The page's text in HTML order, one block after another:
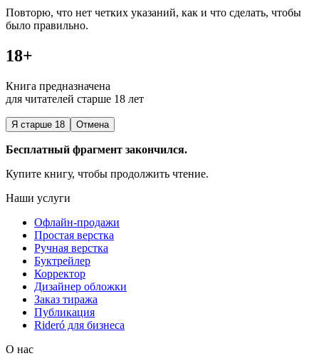
Повторю, что нет четких указаний, как и что сделать, чтобы
было правильно.
18+
Книга предназначена
для читателей старше 18 лет
Я старше 18 Отмена
Бесплатный фрагмент закончился.
Купите книгу, чтобы продолжить чтение.
Наши услуги
Офлайн-продажи
Простая верстка
Ручная верстка
Буктрейлер
Корректор
Дизайнер обложки
Заказ тиража
Публикация
Rideró для бизнеса
О нас